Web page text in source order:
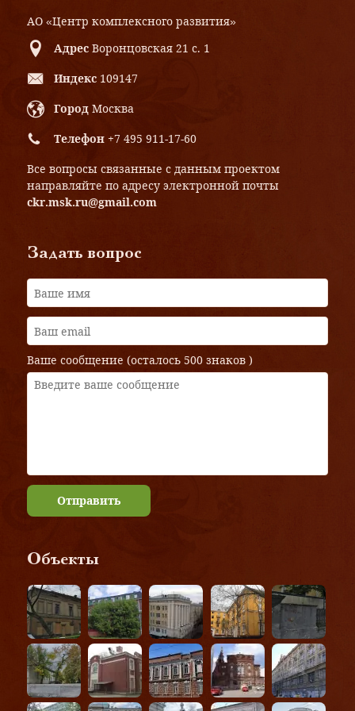
АО «Центр комплексного развития»
Адрес Воронцовская 21 с. 1
Индекс 109147
Город Москва
Телефон +7 495 911-17-60
Все вопросы связанные с данным проектом
направляйте по адресу электронной почты
ckr.msk.ru@gmail.com
Задать вопрос
Ваше сообщение (осталось 500 знаков )
Отправить
Объекты